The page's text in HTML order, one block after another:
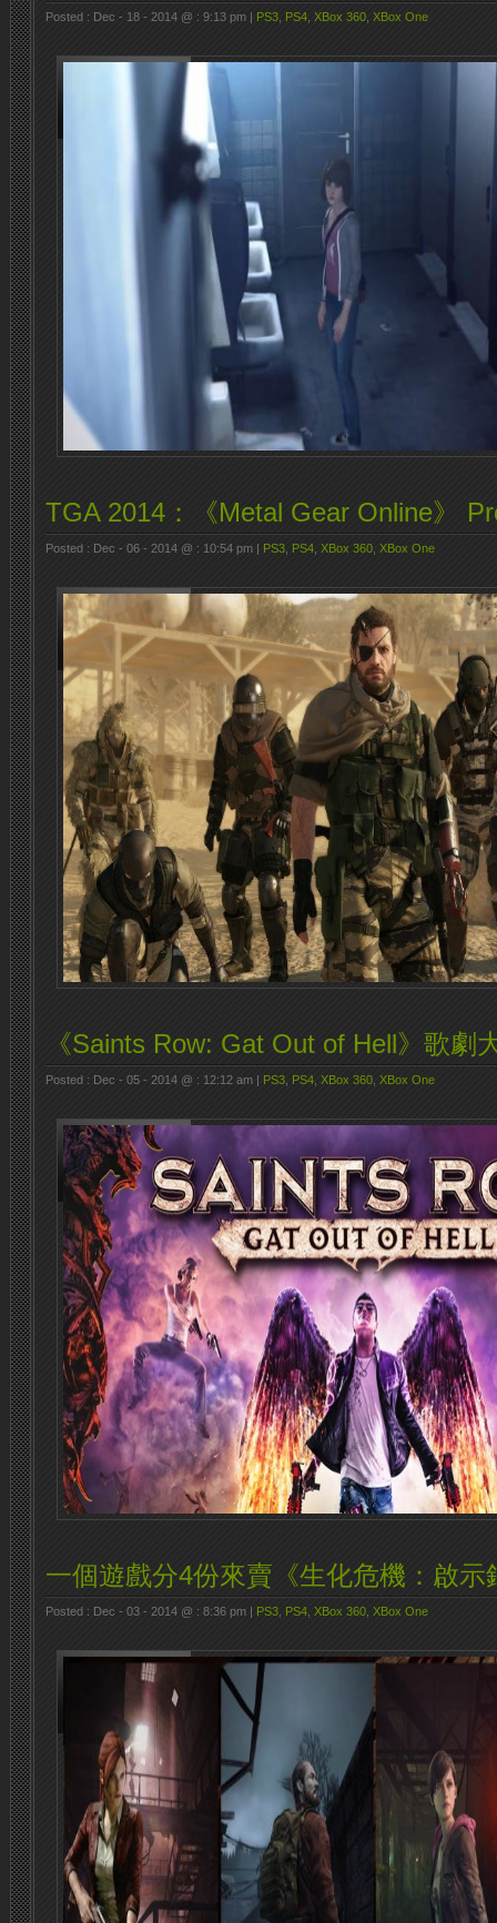
Posted : Dec - 18 - 2014 @ : 9:13 pm | PS3 PS4 XBox 360 XBox One
TGA 2014：《Metal Gear Online》
Posted : Dec - 06 - 2014 @ : 10:54 pm | PS3 PS4 XBox 360 XBox One
《Saints Row: Gat Out of Hell》歌劇
Posted : Dec - 05 - 2014 @ : 12:12 am | PS3 PS4 XBox 360 XBox One
一個遊戲分4份來賣《生化危機：啟示
Posted : Dec - 03 - 2014 @ : 8:36 pm | PS3 PS4 XBox 360 XBox One